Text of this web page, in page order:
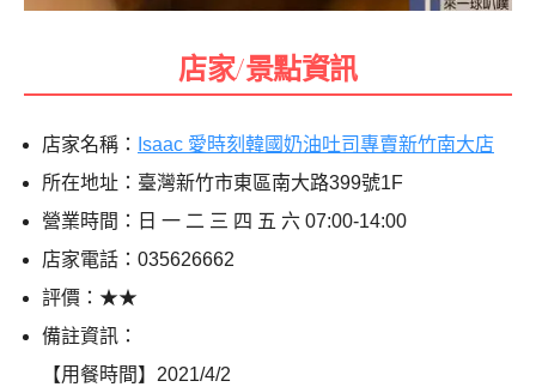
店家/景點資訊
店家名稱：
Isaac 愛時刻韓國奶油吐司專賣新竹南大店
所在地址：臺灣新竹市東區南大路399號1F
營業時間：日 一 二 三 四 五 六 07:00-14:00
店家電話：035626662
評價：★★
備註資訊：
【用餐時間】2021/4/2